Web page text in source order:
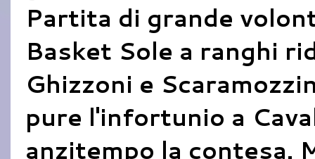
Partita di grande
Basket Sole a ranghi
Ghizzoni e
pure l'infortunio a
anzitempo la contesa.